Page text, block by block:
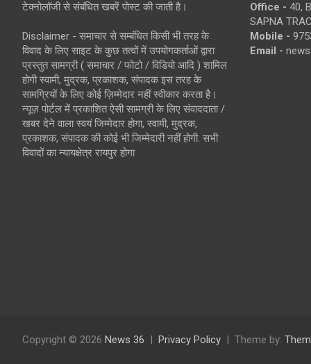
टेक्नोलॉजी से संबंधित खबरें पोस्ट की जाती है।
Disclaimer - समाचार से सम्बंधित किसी भी तरह के
विवाद के लिए साइट के कुछ तत्वों में उपयोगकर्ताओं द्वारा
प्रस्तुत सामग्री ( समाचार / फोटो / विडियो आदि ) शामिल
होगी स्वामी, मुद्रक, प्रकाशक, संपादक इस तरह के
सामग्रियों के लिए कोई ज़िम्मेदार नहीं स्वीकार करता है।
न्यूज़ पोर्टल में प्रकाशित ऐसी सामग्री के लिए संवाददाता /
खबर देने वाला स्वयं जिम्मेदार होगा, स्वामी, मुद्रक,
प्रकाशक, संपादक की कोई भी जिम्मेदारी नहीं होगी. सभी
विवादों का न्यायक्षेत्र रायपुर होगा
Office - 40,
SAPNA
Mobile -
Email -
Copyright © 2026 News 36 Privacy Policy Theme by: